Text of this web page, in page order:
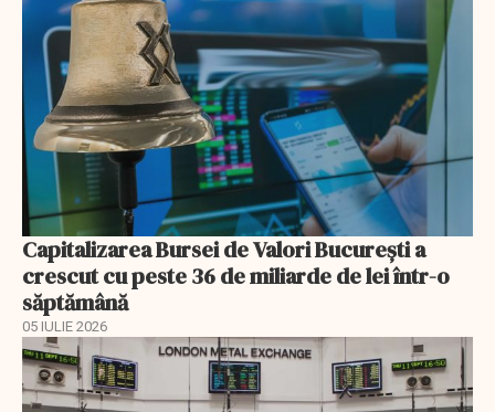
Capitalizarea Bursei de Valori Bucureşti a
crescut cu peste 36 de miliarde de lei într-o
săptămână
05 IULIE 2026